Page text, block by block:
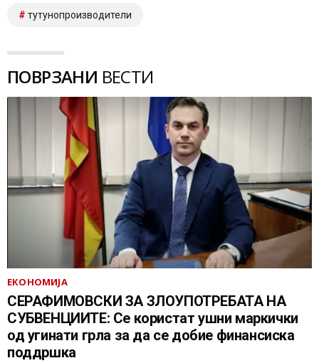
тутунопроизводители
ПОВРЗАНИ ВЕСТИ
ЕКОНОМИЈА
СЕРАФИМОВСКИ ЗА ЗЛОУПОТРЕБАТА НА
СУБВЕНЦИИТЕ: Се користат ушни маркички
од угинати грла за да се добие финансиска
поддршка